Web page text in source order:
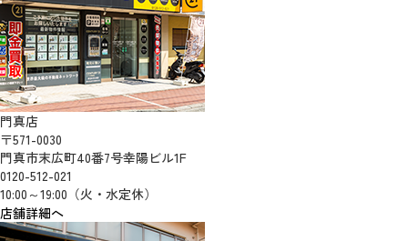
門真店
〒571-0030
門真市末広町40番7号幸陽ビル1F
0120-512-021
10:00～19:00（火・水定休）
店舗詳細へ